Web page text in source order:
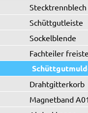
Stecktrennblech
Schüttgutleiste
Sockelblende
Fachteiler
Drahtgitterkorb
Magnetband